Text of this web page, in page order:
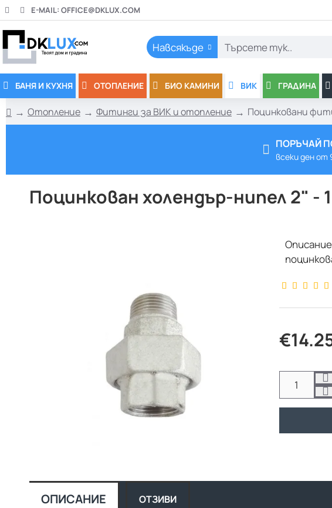
E-MAIL: OFFICE@DKLUX.COM
Навсякъде
Търсете
БАНЯ И КУХНЯ ОТОПЛЕНИЕ БИО КАМИНИ ВИК ГРАДИНА
h
Отопление Фитинги за ВИК и отопление Поцинковани
ПОРЪЧАЙ
всеки ден от
Поцинкован холендър-нипел 2" -
ОПИСАНИЕ ОТЗИВИ